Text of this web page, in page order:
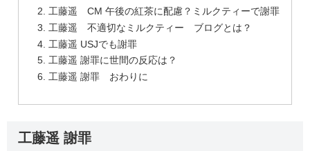
工藤遥 CM 午後の紅茶に配慮？ミルクティーで謝罪
工藤遥 不適切なミルクティー ブログとは？
工藤遥 USJでも謝罪
工藤遥 謝罪に世間の反応は？
工藤遥 謝罪 おわりに
工藤遥 謝罪